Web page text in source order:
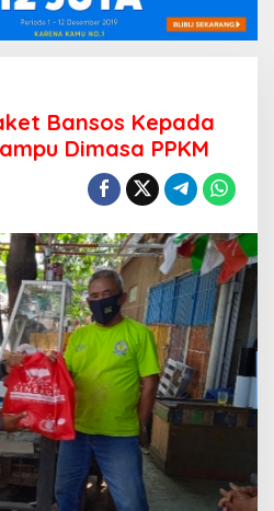
Bansos Kepada
Dimasa PPKM